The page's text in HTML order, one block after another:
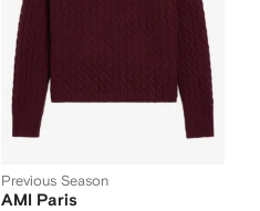
Previous Season
AMI Paris